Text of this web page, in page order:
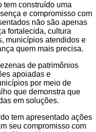
tem construído uma
e compromisso com
não são apenas
fortalecida, cultura
municípios atendidos e
quem mais precisa.
de patrimônios
apoiadas e
por meio de
que demonstra que
em soluções.
tem apresentado ações
seu compromisso com